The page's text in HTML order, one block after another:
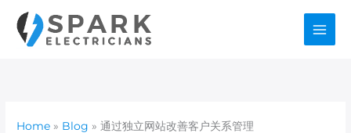
content
Home Blog 通过独立网站改善客户关系管理